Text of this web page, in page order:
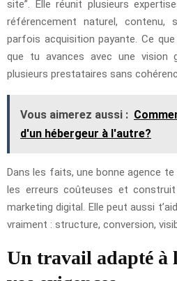
site”. Elle réunit plusieurs
référencement naturel, contenu,
parfois acquisition payante. Ce
que tu avances avec une vision
plusieurs prestataires sans
Vous aimerez aussi :
d'un hébergeur à l'autre?
Dans les faits, une bonne agence
les erreurs coûteuses et
marketing digital. Elle peut aussi
vraiment : structure, conversion,
Un travail adapté à